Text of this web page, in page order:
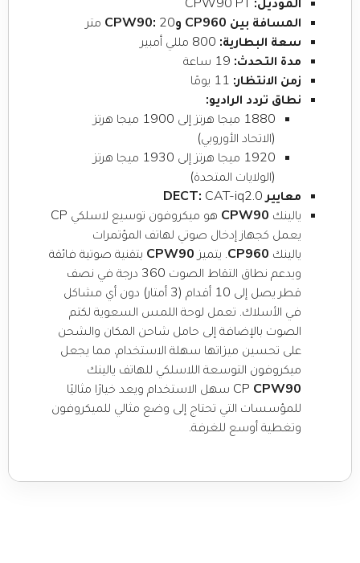
المسافة بين CP960 وCPW90:
20 متر
سعة البطارية:
مدة التحدث:
زمن الانتظار:
نطاق تردد الراديو:
1880 ميجا هرتز إلى 1900 ميجا هرتز
(الاتحاد الأوروبي)
1920 ميجا هرتز إلى 1930 ميجا هرتز
(الولايات المتحدة)
معايير DECT:CAT-iq2.0
يالينك CPW90
هو ميكروفون توسيع لاسلكي CP
يعمل كجهاز إدخال صوتي لهاتف المؤتمرات
يالينك CP960. يتميز CPW90 بتقنية صوتية فائقة
ويدعم نطاق التقاط الصوت 360 درجة في نصف
قطر يصل إلى 10 أقدام (3 أمتار) دون أي مشاكل
في الأسلاك. تعمل لوحة اللمس السعوية لكتم
الصوت بالإضافة إلى حامل شاحن المكان والشحن
على تحسين ميزاتها سهلة الاستخدام، مما يجعل
ميكروفون التوسعة اللاسلكي للهاتف يالينك
CP CPW90
سهل الاستخدام ويعد خيارًا مثاليًا
للمؤسسات التي تحتاج إلى وضع مثالي للميكروفون
وتغطية أوسع للغرفة.